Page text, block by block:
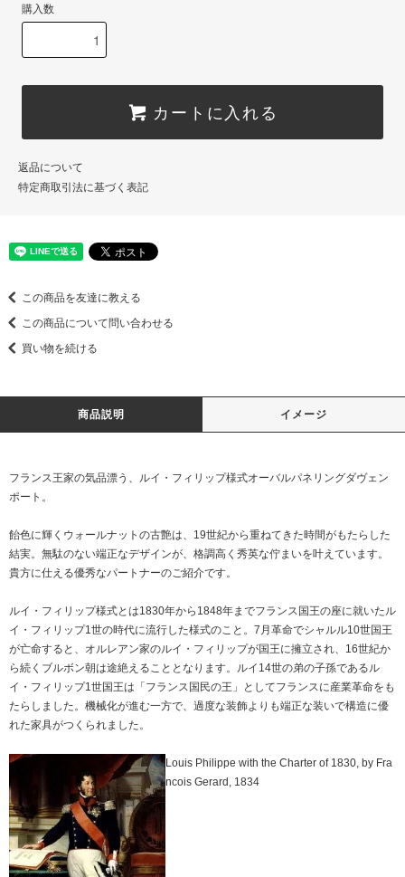
購入数
カートに入れる
返品について
特定商取引法に基づく表記
この商品を友達に教える
この商品について問い合わせる
買い物を続ける
商品説明 イメージ
フランス王家の気品漂う、ルイ・フィリップ様式オーバルパネリングダヴェン
ポート。
飴色に輝くウォールナットの古艶は、19世紀から重ねてきた時間がもたらした
結実。無駄のない端正なデザインが、格調高く秀英な佇まいを叶えています。
貴方に仕える優秀なパートナーのご紹介です。
ルイ・フィリップ様式とは1830年から1848年までフランス国王の座に就いたル
イ・フィリップ1世の時代に流行した様式のこと。7月革命でシャルル10世国王
が亡命すると、オルレアン家のルイ・フィリップが国王に擁立され、16世紀か
ら続くブルボン朝は途絶えることとなります。ルイ14世の弟の子孫であるル
イ・フィリップ1世国王は「フランス国民の王」としてフランスに産業革命をも
たらしました。機械化が進む一方で、過度な装飾よりも端正な装いで構造に優
れた家具がつくられました。
Louis Philippe with the Charter of 1830, by Fra
ncois Gerard, 1834